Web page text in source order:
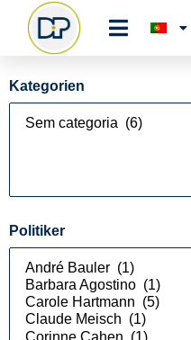
Kategorien
Politiker